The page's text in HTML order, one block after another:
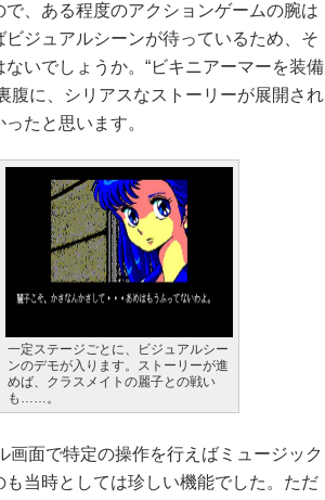
、ある程度のアクションゲームの腕は
ジュアルシーンが待っているため、そ
いでしょうか。“ビキニアーマーを装備
腹に、シリアスなストーリーが展開され
たと思います。
一定ステージごとに、ビジュアルシー
ンのデモが入ります。ストーリーが進
めば、クラスメイトの麗子との戦い
も……。
面で特定の操作を行えばミュージック
当時としては珍しい機能でした。ただ